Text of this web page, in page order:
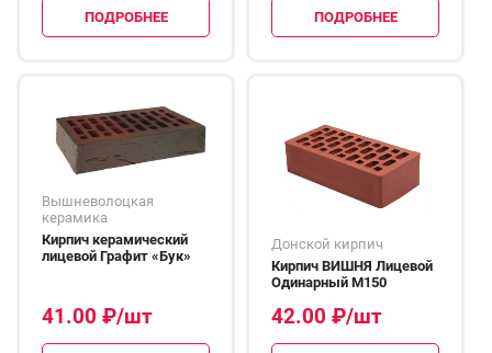
ПОДРОБНЕЕ ПОДРОБНЕЕ
Вышневолоцкая
керамика
Кирпич керамический
лицевой Графит «Бук»
41.00 ₽/шт
Донской кирпич
Кирпич ВИШНЯ Лицевой
Одинарный М150
42.00 ₽/шт